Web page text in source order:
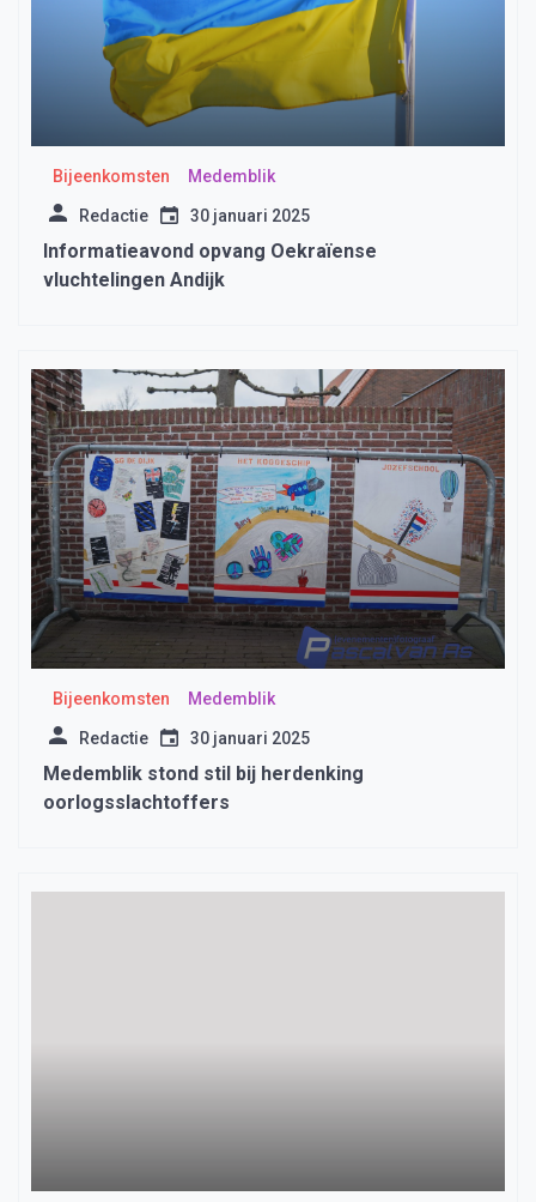
Bijeenkomsten Medemblik
Redactie 30 januari 2025
Informatieavond opvang Oekraïense
vluchtelingen Andijk
Bijeenkomsten Medemblik
Redactie 30 januari 2025
Medemblik stond stil bij herdenking
oorlogsslachtoffers